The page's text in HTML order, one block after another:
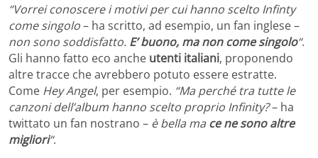
“Vorrei conoscere i motivi per cui hanno scelto Infinty
come singolo– ha scritto, ad esempio, un fan inglese –
non sono soddisfatto. E’ buono, ma non come singolo“.
Gli hanno fatto eco anche utenti italiani, proponendo
altre tracce che avrebbero potuto essere estratte.
Come Hey Angel, per esempio. “Ma perché tra tutte le
canzoni dell’album hanno scelto proprio Infinity?– ha
twittato un fan nostrano – è bella ma ce ne sono altre
migliori“.